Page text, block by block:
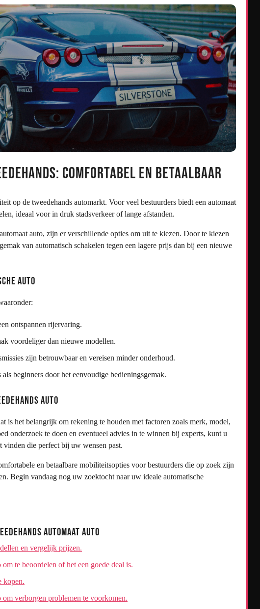
Comfortabel en Betaalbaar
op de tweedehands automarkt. Voor veel bestuurders biedt een automaat
ideaal voor in druk stadsverkeer of lange afstanden.
auto, zijn er verschillende opties om uit te kiezen. Door te kiezen
van automatisch schakelen tegen een lagere prijs dan bij een nieuwe
Auto
ontspannen rijervaring.
voordeliger dan nieuwe modellen.
zijn betrouwbaar en vereisen minder onderhoud.
beginners door het eenvoudige bedieningsgemak.
Auto
is het belangrijk om rekening te houden met factoren zoals merk, model,
onderzoek te doen en eventueel advies in te winnen bij experts, kunt u
vinden die perfect bij uw wensen past.
en betaalbare mobiliteitsopties voor bestuurders die op zoek zijn
Begin vandaag nog uw zoektocht naar uw ideale automatische
Automaat Auto
en vergelijk prijzen.
te beoordelen of het een goede deal is.
kopen.
verborgen problemen te voorkomen.